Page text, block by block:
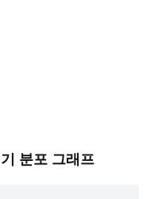
분포 그래프